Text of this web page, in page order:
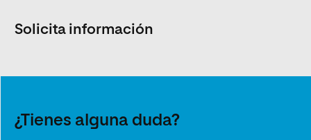
Solicita información
¿Tienes alguna duda?